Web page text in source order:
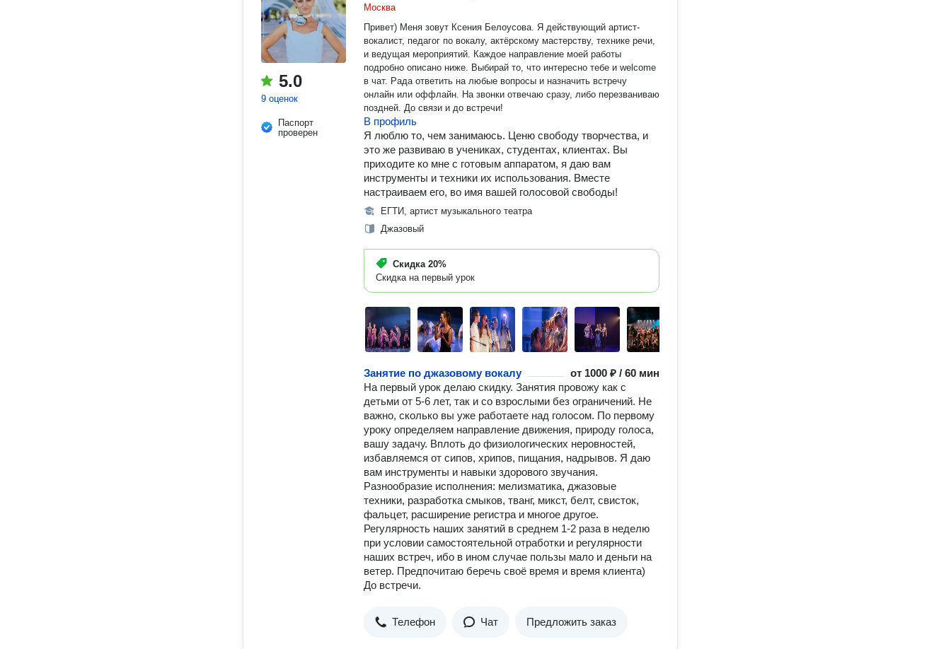
5.0
9 оценок
Паспорт
проверен
Москва
Привет) Меня зовут Ксения Белоусова. Я действующий артист-
вокалист, педагог по вокалу, актёрскому мастерству, технике речи,
и ведущая мероприятий. Каждое направление моей работы
подробно описано ниже. Выбирай то, что интересно тебе и welcome
в чат. Рада ответить на любые вопросы и назначить встречу
онлайн или оффлайн. На звонки отвечаю сразу, либо перезваниваю
поздней. До связи и до встречи!
В профиль
Я люблю то, чем занимаюсь. Ценю свободу творчества, и
это же развиваю в учениках, студентах, клиентах. Вы
приходите ко мне с готовым аппаратом, я даю вам
инструменты и техники их использования. Вместе
настраиваем его, во имя вашей голосовой свободы!
ЕГТИ, артист музыкального театра
Джазовый
Скидка 20%
Скидка на первый урок
Занятие по джазовому вокалу от 1000 ₽ / 60 мин
На первый урок делаю скидку. Занятия провожу как с
детьми от 5-6 лет, так и со взрослыми без ограничений. Не
важно, сколько вы уже работаете над голосом. По первому
уроку определяем направление движения, природу голоса,
вашу задачу. Вплоть до физиологических неровностей,
избавляемся от сипов, хрипов, пищания, надрывов. Я даю
вам инструменты и навыки здорового звучания.
Разнообразие исполнения: мелизматика, джазовые
техники, разработка смыков, тванг, микст, белт, свисток,
фальцет, расширение регистра и многое другое.
Регулярность наших занятий в среднем 1-2 раза в неделю
при условии самостоятельной отработки и регулярности
наших встреч, ибо в ином случае пользы мало и деньги на
ветер. Предпочитаю беречь своё время и время клиента)
До встречи.
Телефон Чат Предложить заказ